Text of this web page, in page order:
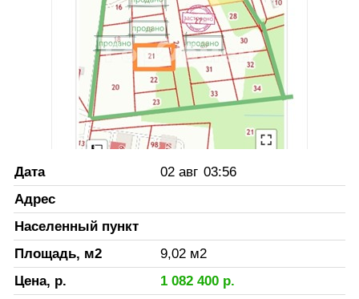
Дата 02 авг 03:56
Адрес
Населенный пункт
Площадь, м2
9,02 м2
Цена, р.
1 082 400р.